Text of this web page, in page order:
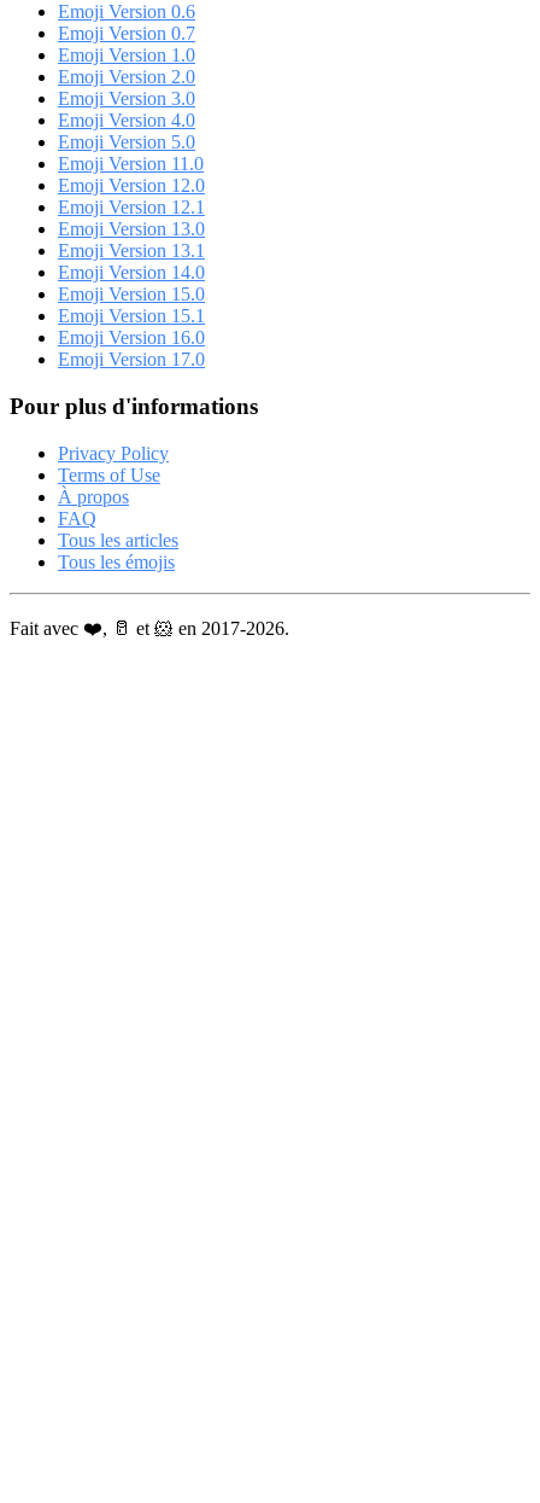
Emoji Version 0.6
Emoji Version 0.7
Emoji Version 1.0
Emoji Version 2.0
Emoji Version 3.0
Emoji Version 4.0
Emoji Version 5.0
Emoji Version 11.0
Emoji Version 12.0
Emoji Version 12.1
Emoji Version 13.0
Emoji Version 13.1
Emoji Version 14.0
Emoji Version 15.0
Emoji Version 15.1
Emoji Version 16.0
Emoji Version 17.0
Pour plus d'informations
Privacy Policy
Terms of Use
À propos
FAQ
Tous les articles
Tous les émojis
Fait avec ❤️, 🥛 et 🐹 en 2017-2026.